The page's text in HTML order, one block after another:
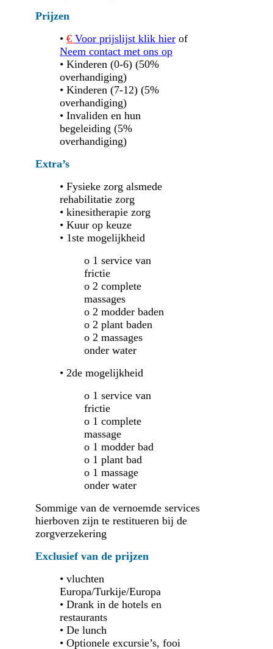
Prijzen
• € Voor prijslijst klik hier of
Neem contact met ons op
• Kinderen (0-6) (50%
overhandiging)
• Kinderen (7-12) (5%
overhandiging)
• Invaliden en hun
begeleiding (5%
overhandiging)
Extra’s
• Fysieke zorg alsmede
rehabilitatie zorg
• kinesitherapie zorg
• Kuur op keuze
• 1ste mogelijkheid
o 1 service van
frictie
o 2 complete
massages
o 2 modder baden
o 2 plant baden
o 2 massages
onder water
• 2de mogelijkheid
o 1 service van
frictie
o 1 complete
massage
o 1 modder bad
o 1 plant bad
o 1 massage
onder water
Sommige van de vernoemde services
hierboven zijn te restitueren bij de
zorgverzekering
Exclusief van de prijzen
• vluchten
Europa/Turkije/Europa
• Drank in de hotels en
restaurants
• De lunch
• Optionele excursie’s, fooi